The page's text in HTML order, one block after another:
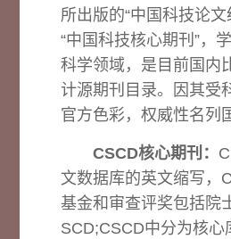
所出版的“中国科技论
“中国科技核心期刊”，
科学领域，是目前国内
计源期刊目录。因其受
官方色彩，权威性名列
CSCD核心期刊：
文数据库的英文缩写，
基金和审查评奖包括院
SCD;CSCD中分为核心